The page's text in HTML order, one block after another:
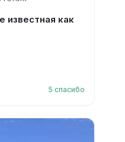
известная как
5 спасибо